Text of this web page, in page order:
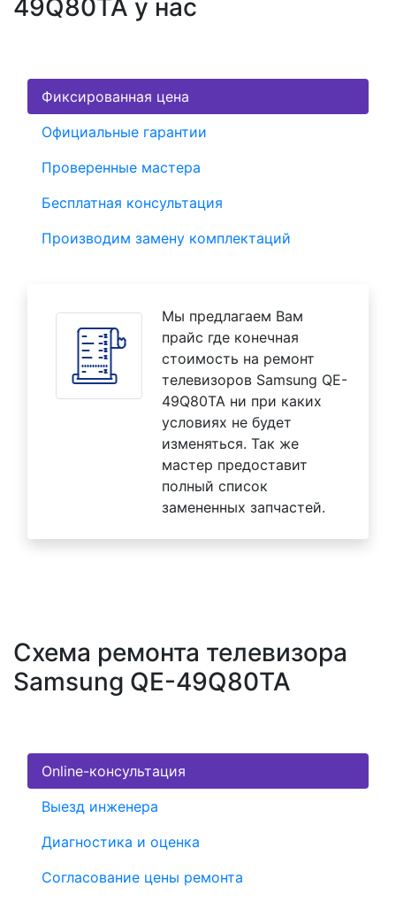
49Q80TA у нас
Фиксированная цена
Официальные гарантии
Проверенные мастера
Бесплатная консультация
Производим замену комплектаций
Мы предлагаем Вам
прайс где конечная
стоимость на ремонт
телевизоров Samsung QE-
49Q80TA ни при каких
условиях не будет
изменяться. Так же
мастер предоставит
полный список
замененных запчастей.
Схема ремонта телевизора
Samsung QE-49Q80TA
Online-консультация
Выезд инженера
Диагностика и оценка
Согласование цены ремонта